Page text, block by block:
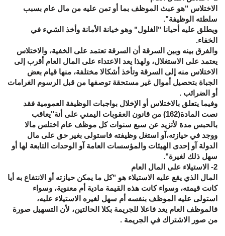
الاختلاس "هو عبث الموظف بما أو تمن عليه من مال عام بسبب
سلطته الوظيفة".
ويطلق عليه أحيانا "الغلول" وهو خيانة الأمانة وأخذ الشيء في
الخفاء.
والفرق بينه وبين السرقة أن السرقة تعتمد على الخفية، والاختلاس
يعتمد على الاستغلال، ولهذا يعد الاعتداء على المال العام أقرب إلى
الاختلاس منه إلى السرقة وتأخذ أشكالا مختلفة، منها قيام بعض
الجباة بتحصيل أموال غير مستحقة توصفها من قبل الرسوم الغرامات
أو الضرائب .
وفيما يتعلق بالاختلاس أو الإخلال بواجبات الوظيفة العمومية فقد
نصت المادة(162) من قانون العقوبات اليمني على أنة"يعاقب
بالحبس مدة لأتزيد عن سبع سنوات كل موظف عام اختلس مالا
ووجد في حيازته،آو استغل وظيفته فاستولى بغير حق على مال
الدولة آو إحدى الهيئات والمؤسسات العامة آو الوحدات التابعة لها أو
سهل ذلك لغيرة".
2- الاستيلاء على المال العام
المال الذي يقع عليه الاستيلاء هو "كل ما يمكن حيازته أو الانتفاع به أيا
كانت قيمته، وسواء كانت هذه القيمة مادية أم معنوية، وسواء
استولى عليه الموظف بنفسه أم سهل لغيره الاستيلاء عليه،
فالموظف العام يعد فاعلا للجريمة بكلا الحالتين، لأن التسهيل صورة
من صور الاشتراك في الجريمة .